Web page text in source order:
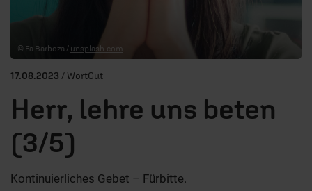
© Fa Barboza / unsplash.com
17.08.2023 / WortGut
Herr, lehre uns beten
(3/5)
Kontinuierliches Gebet – Fürbitte.